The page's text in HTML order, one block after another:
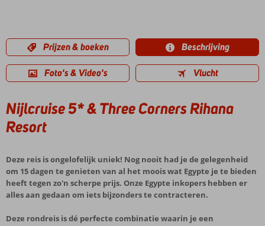
Prijzen & boeken Beschrijving
Foto's & Video's Vlucht
Nijlcruise 5* & Three Corners Rihana
Resort
Deze reis is ongelofelijk uniek! Nog nooit had je de gelegenheid
om 15 dagen te genieten van al het moois wat Egypte je te bieden
heeft tegen zo'n scherpe prijs. Onze Egypte inkopers hebben er
alles aan gedaan om iets bijzonders te contracteren.
Deze rondreis isdé perfecte combinatie waarin je een